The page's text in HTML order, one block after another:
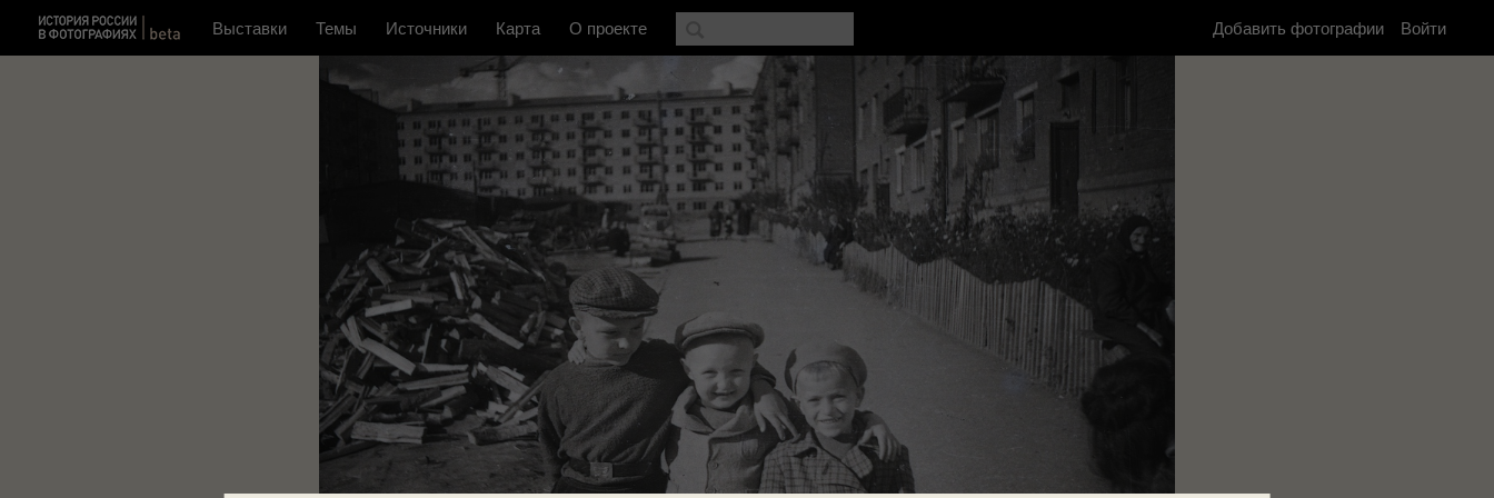
Выставки Темы Источники Карта О проекте Добавить фотографии Войти